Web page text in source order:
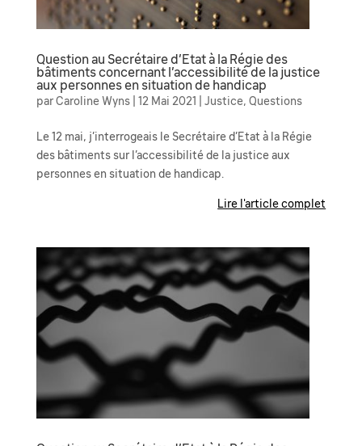
Question au Secrétaire d’Etat à la Régie des
bâtiments concernant l’accessibilité de la justice
aux personnes en situation de handicap
parCaroline Wyns| 12 Mai 2021 Justice, Questions
Le 12 mai, j’interrogeais le Secrétaire d’Etat à la Régie
des bâtiments sur l’accessibilité de la justice aux
personnes en situation de handicap.
Lire l'article complet